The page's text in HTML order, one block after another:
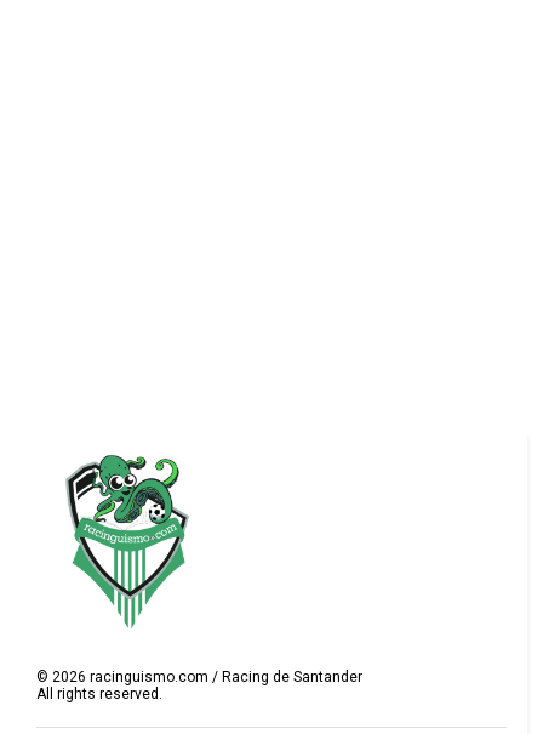
©2026 racinguismo.com / Racing de Santander
All rights reserved.